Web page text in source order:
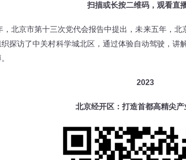
扫描或长按二维码，观看直
京市第十三次党代会报告中提出，未来五年，北
织探访了中关村科学城北区，通过体验自动驾驶，讲
2023
北京经开区：打造首都高精尖产